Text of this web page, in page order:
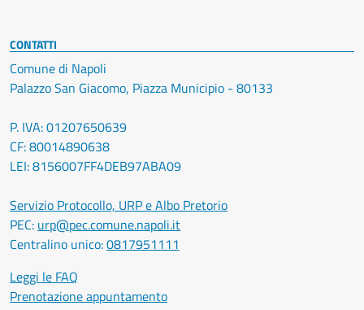
CONTATTI
Comune di Napoli
Palazzo San Giacomo, Piazza Municipio - 80133
P. IVA: 01207650639
CF: 80014890638
LEI: 8156007FF4DEB97ABA09
Servizio Protocollo, URP e Albo Pretorio
PEC: urp@pec.comune.napoli.it
Centralino unico:0817951111
Leggi le FAQ
Prenotazione appuntamento